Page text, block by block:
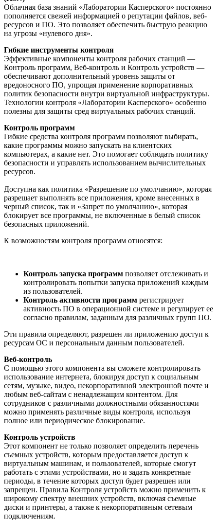
Облачная база знаний «Лаборатории Касперского» постоянно
пополняется свежей информацией о репутации файлов, веб-
ресурсов и ПО. Это позволяет обеспечить быструю реакцию
на угрозы «нулевого дня».
Гибкие инструменты контроля
Эффективные компоненты контроля рабочих станций —
Контроль программ, Веб-контроль и Контроль устройств —
обеспечивают дополнительный уровень защиты от
вредоносного ПО, упрощая применение корпоративных
политик безопасности внутри виртуальной инфраструктуры.
Технологии контроля «Лаборатории Касперского» особенно
полезны для защиты сред виртуальных рабочих станций.
Контроль программ
Гибкие средства контроля программ позволяют выбирать,
какие программы можно запускать на клиентских
компьютерах, а какие нет. Это помогает соблюдать политику
безопасности и управлять использованием вычислительных
ресурсов.
Доступна как политика «Разрешение по умолчанию», которая
разрешает выполнять все приложения, кроме внесенных в
черный список, так и «Запрет по умолчанию», которая
блокирует все программы, не включенные в белый список
безопасных приложений.
К возможностям контроля программ относятся:
Контроль запуска программ позволяет отслеживать и
контролировать попытки запуска приложений каждым
из пользователей.
Контроль активности программ регистрирует
активность ПО в операционной системе и регулирует ее
согласно правилам, заданным для различных групп ПО.
Эти правила определяют, разрешен ли приложению доступ к
ресурсам ОС и персональным данным пользователей.
Веб-контроль
С помощью этого компонента вы сможете контролировать
использование интернета, блокируя доступ к социальным
сетям, музыке, видео, некорпоративной электронной почте и
любым веб-сайтам с ненадлежащим контентом. Для
сотрудников с различными должностными обязанностями
можно применять различные виды контроля, используя
полное или периодическое блокирование.
Контроль устройств
Этот компонент не только позволяет определить перечень
съемных устройств, которым предоставляется доступ к
виртуальным машинам, и пользователей, которые смогут
работать с этими устройствами, но и задать конкретные
периоды, в течение которых доступ будет разрешен или
запрещен. Правила Контроля устройств можно применить к
широкому спектру внешних устройств, включая съемные
диски и принтеры, а также к некорпоративным сетевым
подключениям.